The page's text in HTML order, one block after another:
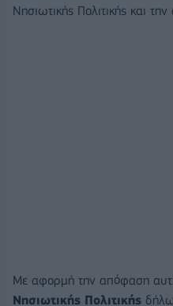
Νησιωτικής Πολιτικής και
Με αφορμή την απόφαση
Νησιωτικής Πολιτικής